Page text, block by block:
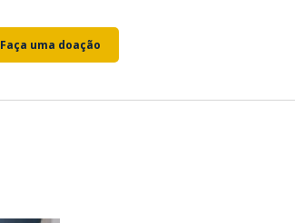
Faça uma doação